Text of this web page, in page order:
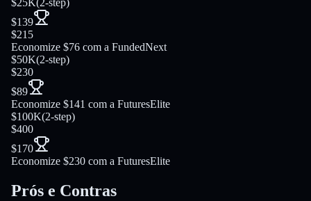
$25K(2-step)
$139
$215
Economize $76 com a FundedNext
$50K(2-step)
$230
$89
Economize $141 com a FuturesElite
$100K(2-step)
$400
$170
Economize $230 com a FuturesElite
Prós e Contras